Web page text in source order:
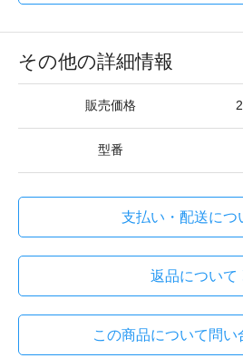
その他の詳細情報
販売価格
型番
支払い・配送につ
返品について
この商品について問い